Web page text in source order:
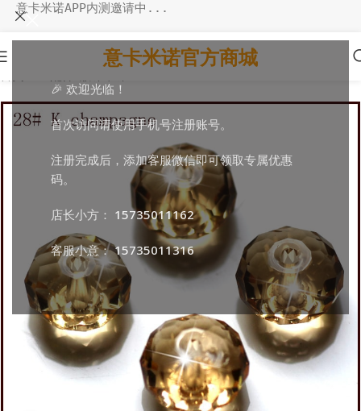
🎉 欢迎光临！
首次访问请使用手机号注册账号。
注册完成后，添加客服微信即可领取专属优惠
码。
店长小方： 15735011162
客服小意：15735011316
意卡米诺APP内测邀请中...
意卡米诺官方商城